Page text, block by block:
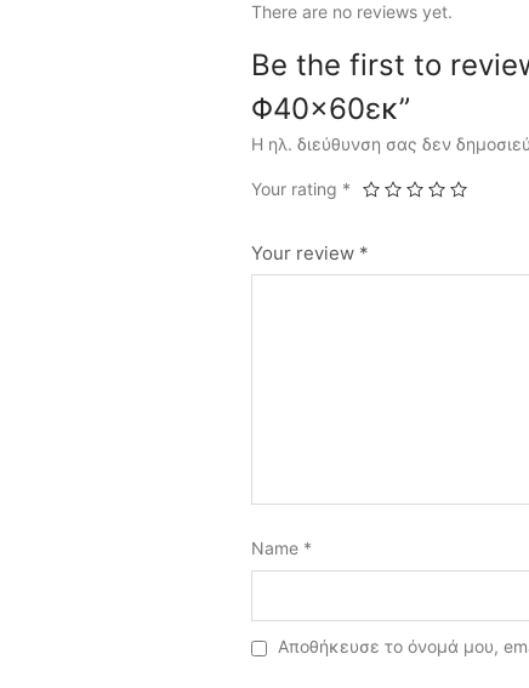
There are no reviews yet.
Be the first to
Φ40×60εκ”
Η ηλ. διεύθυνση σας δεν
Your rating *
Your review *
Name *
Αποθήκευσε το όνομά μου,